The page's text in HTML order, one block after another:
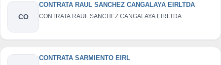
CO
CONTRATA RAUL SANCHEZ CANGALAYA EIRLTDA
CONTRATA RAUL SANCHEZ CANGALAYA EIRLTDA
CONTRATA SARMIENTO EIRL